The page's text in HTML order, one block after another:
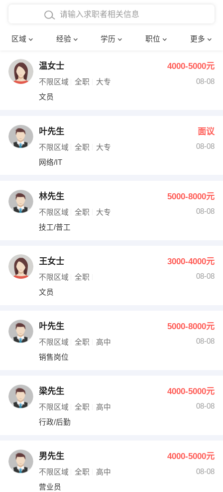
区域 经验 学历 职位 更多
在校学生工作经验
四年以上工作经验
五年以上工作经验
博士
文员 护士
财务会计
网络IT
收银员
水电/机修
编辑 法律
其他职位
确定
温女士 4000-5000元
不限区域 全职 大专
08-08
文员
叶先生 面议
不限区域 全职 大专
08-08
网络/IT
林先生 5000-8000元
不限区域 全职 大专
08-08
技工/普工
王女士 3000-4000元
不限区域 全职
08-08
文员
叶先生 5000-8000元
不限区域 全职 高中
08-08
销售岗位
梁先生 4000-5000元
不限区域 全职 高中
08-08
行政/后勤
男先生 4000-5000元
不限区域 全职 高中
08-08
营业员